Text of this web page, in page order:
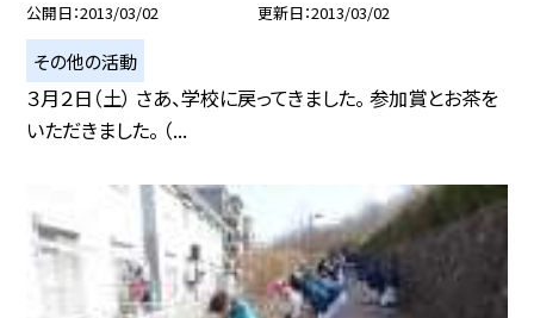
公開日 2013/03/02 更新日 2013/03/02
その他の活動
３月２日（土） さあ、学校に戻ってきました。 参加賞とお茶を
いただきました。 （...